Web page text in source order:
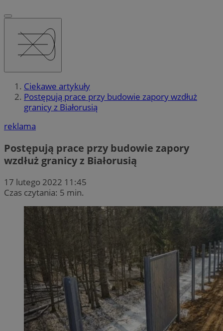
Ciekawe artykuły
Postępują prace przy budowie zapory wzdłuż
granicy z Białorusią
reklama
Postępują prace przy budowie zapory
wzdłuż granicy z Białorusią
17 lutego 2022 11:45
Czas czytania: 5 min.